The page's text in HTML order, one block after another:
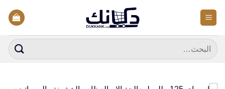
للمحتوى
البحث
عن: